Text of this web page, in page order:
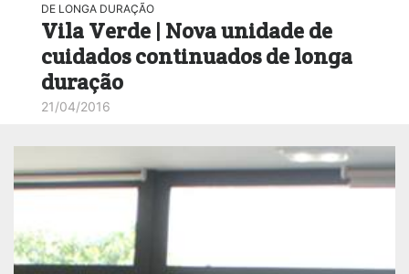
DE LONGA DURAÇÃO
Vila Verde | Nova unidade de
cuidados continuados de longa
duração
21/04/2016